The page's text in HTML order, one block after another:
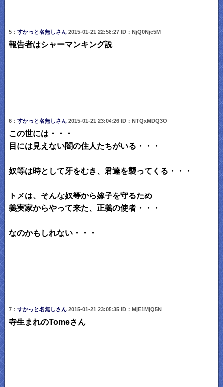
5： すかっと名無しさん 2015-01-21 22:58:27 ID：NjQ0Njc5M
報告者はシャーマンキング説
6： すかっと名無しさん 2015-01-21 23:04:26 ID：NTQxMDQ3O
この世には・・・
目には見えない闇の住人たちがいる・・・
奴等は時として牙をむき、君達を襲ってくる・・・
トメは、そんな奴等から嫁子を守るため
義実家からやって来た、正義の使者・・・
なのかもしれない・・・
7： すかっと名無しさん 2015-01-21 23:05:35 ID：MjE1MjQ5N
寺生まれのTomeさん